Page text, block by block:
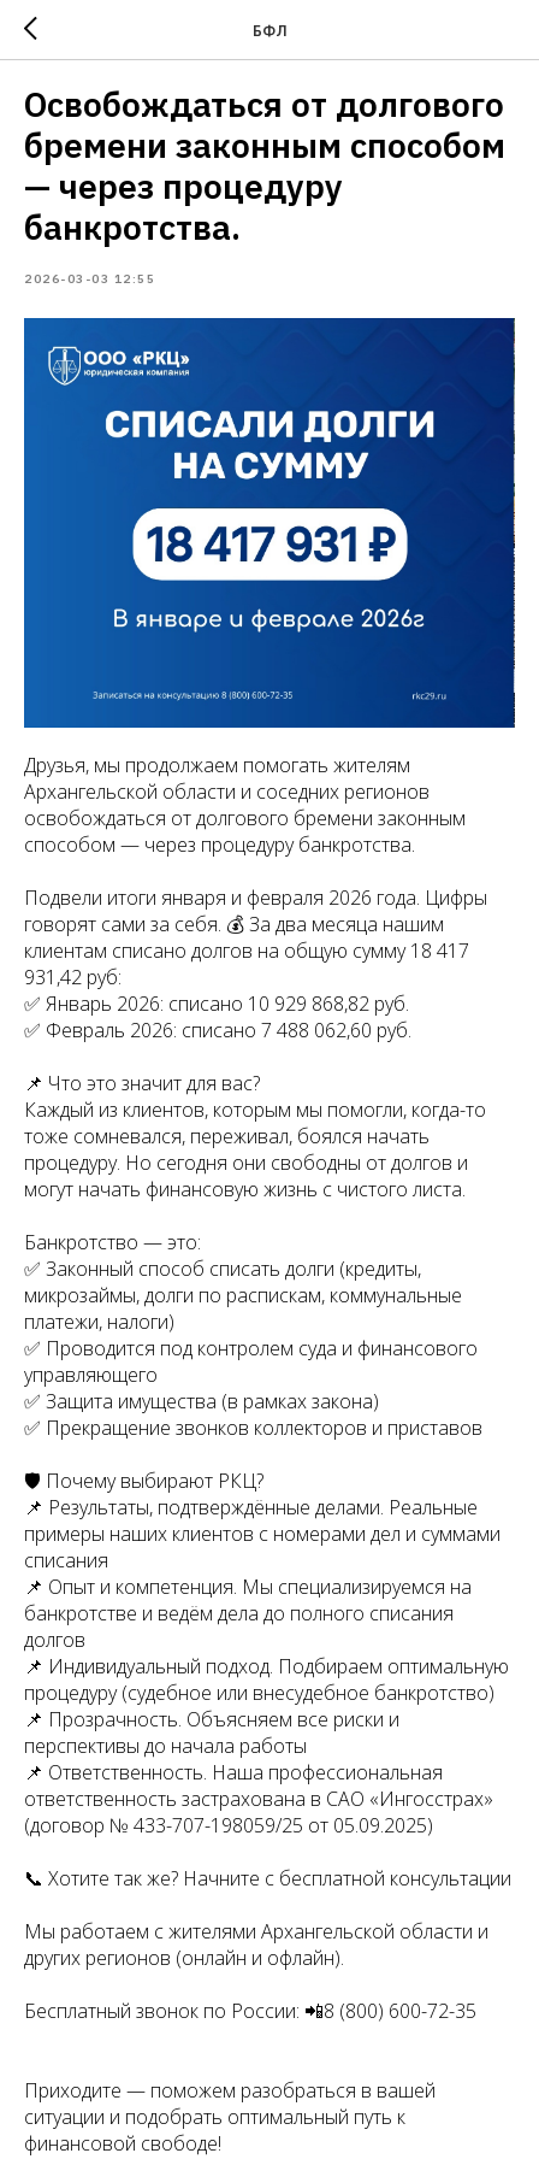
БФЛ
Освобождаться от долгового
бремени законным способом
— через процедуру
банкротства.
2026-03-03 12:55
Друзья, мы продолжаем помогать жителям
Архангельской области и соседних регионов
освобождаться от долгового бремени законным
способом — через процедуру банкротства.
Подвели итоги января и февраля 2026 года. Цифры
говорят сами за себя. 💰 За два месяца нашим
клиентам списано долгов на общую сумму 18 417
931,42 руб:
✅ Январь 2026: списано 10 929 868,82 руб.
✅ Февраль 2026: списано 7 488 062,60 руб.
📌 Что это значит для вас?
Каждый из клиентов, которым мы помогли, когда-то
тоже сомневался, переживал, боялся начать
процедуру. Но сегодня они свободны от долгов и
могут начать финансовую жизнь с чистого листа.
Банкротство — это:
✅ Законный способ списать долги (кредиты,
микрозаймы, долги по распискам, коммунальные
платежи, налоги)
✅ Проводится под контролем суда и финансового
управляющего
✅ Защита имущества (в рамках закона)
✅ Прекращение звонков коллекторов и приставов
🛡 Почему выбирают РКЦ?
📌 Результаты, подтверждённые делами. Реальные
примеры наших клиентов с номерами дел и суммами
списания
📌 Опыт и компетенция. Мы специализируемся на
банкротстве и ведём дела до полного списания
долгов
📌 Индивидуальный подход. Подбираем оптимальную
процедуру (судебное или внесудебное банкротство)
📌 Прозрачность. Объясняем все риски и
перспективы до начала работы
📌 Ответственность. Наша профессиональная
ответственность застрахована в САО «Ингосстрах»
(договор № 433-707-198059/25 от 05.09.2025)
📞 Хотите так же? Начните с бесплатной консультации
Мы работаем с жителями Архангельской области и
других регионов (онлайн и офлайн).
Бесплатный звонок по России: 📲8 (800) 600-72-35
Приходите — поможем разобраться в вашей
ситуации и подобрать оптимальный путь к
финансовой свободе!